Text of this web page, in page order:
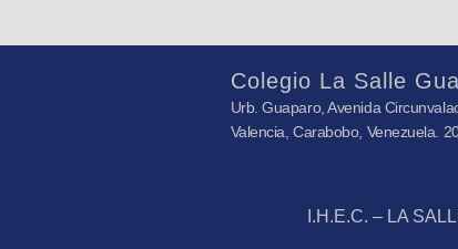
Colegio La Salle
Urb. Guaparo, Avenida
Valencia, Carabobo, Venezuela.
I.H.E.C. – LA